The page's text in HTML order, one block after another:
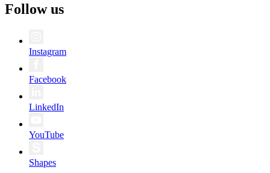
Follow us
Instagram
Facebook
LinkedIn
YouTube
Shapes